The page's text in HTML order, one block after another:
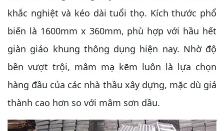
khắc nghiệt và kéo dài tuổi thọ. Kích thước phổ
biến là 1600mm x 360mm, phù hợp với hầu hết
giàn giáo khung thông dụng hiện nay. Nhờ độ
bền vượt trội, mâm mạ kẽm luôn là lựa chọn
hàng đầu của các nhà thầu xây dựng, mặc dù giá
thành cao hơn so với mâm sơn dầu.